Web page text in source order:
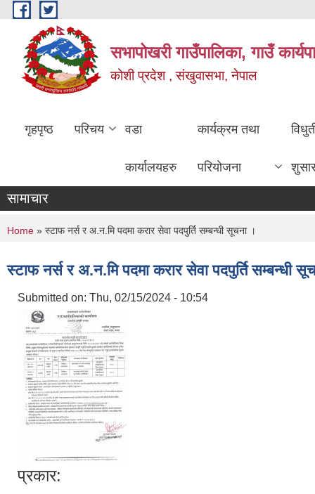
Skip to main content
सभापोखरी गाउँपालिका, गाउँ
कोशी प्रदेश , संखुवासभा, नेपाल
गृहपृष्ठ परिचय वडा
कार्यालयहरु
कार्यक्रम तथा
परियोजना
सामाचार
You are here
Home » स्टाफ नर्स र अ.न.मि पदमा करार सेवा पदपुर्ति सम्बन्धी सूचना ।
स्टाफ नर्स र अ.न.मि पदमा करार सेवा पदपुर्ति सम्बन्धी
Submitted on: Thu, 02/15/2024 - 10:54
प्रकार: